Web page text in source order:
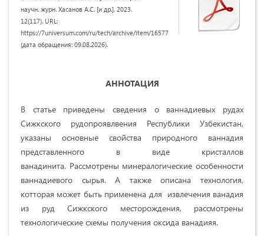
научн. журн. Хасанов А.С. [и др.]. 2023.
12(117). URL:
https://7universum.com/ru/tech/archive/item/16577
(дата обращения: 09.08.2026).
АННОТАЦИЯ
В статье приведены сведения о ваннадиевых рудах
Сижкского рудопроявлвения Республики Узбекистан,
указаны основные свойства природного ваннадия
представленного в виде кристаллов
ванадинита. Рассмотрены минералогические особенности
ваннадиевого сырья. А также описана технология,
котторая может быть применена для извлечения ванадия
из руд Сижкского месторождения, рассмотрены
технологические схемы получения оксида ванадияя.